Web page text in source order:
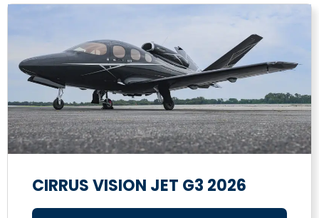
CIRRUS VISION JET G3 2026